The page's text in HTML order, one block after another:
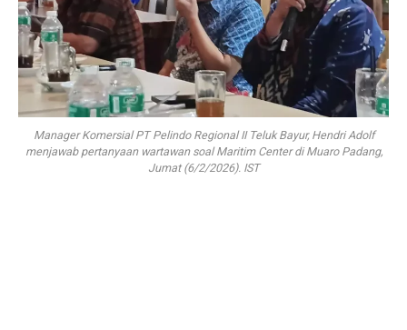
Manager Komersial PT Pelindo Regional II Teluk Bayur, Hendri Adolf
menjawab pertanyaan wartawan soal Maritim Center di Muaro Padang,
Jumat (6/2/2026). IST